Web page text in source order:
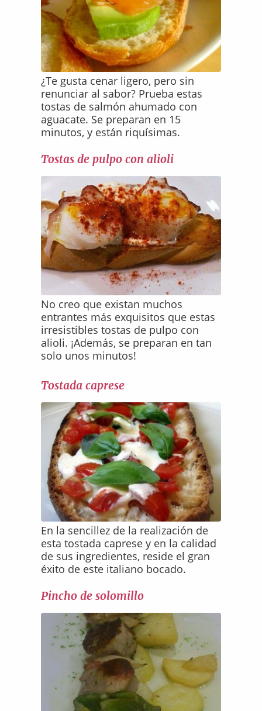
¿Te gusta cenar ligero, pero sin
renunciar al sabor? Prueba estas
tostas de salmón ahumado con
aguacate. Se preparan en 15
minutos, y están riquísimas.
Tostas de pulpo con alioli
No creo que existan muchos
entrantes más exquisitos que estas
irresistibles tostas de pulpo con
alioli. ¡Además, se preparan en tan
solo unos minutos!
Tostada caprese
En la sencillez de la realización de
esta tostada caprese y en la calidad
de sus ingredientes, reside el gran
éxito de este italiano bocado.
Pincho de solomillo